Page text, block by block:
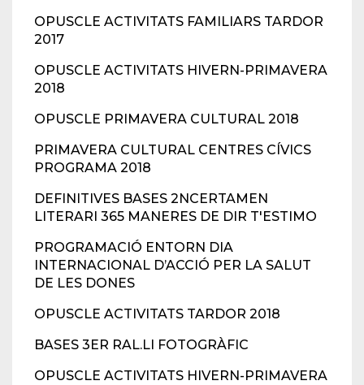
OPUSCLE ACTIVITATS FAMILIARS TARDOR
2017
OPUSCLE ACTIVITATS HIVERN-PRIMAVERA
2018
OPUSCLE PRIMAVERA CULTURAL 2018
PRIMAVERA CULTURAL CENTRES CÍVICS
PROGRAMA 2018
DEFINITIVES BASES 2NCERTAMEN
LITERARI 365 MANERES DE DIR T'ESTIMO
PROGRAMACIÓ ENTORN DIA
INTERNACIONAL D’ACCIÓ PER LA SALUT
DE LES DONES
OPUSCLE ACTIVITATS TARDOR 2018
BASES 3ER RAL.LI FOTOGRÀFIC
OPUSCLE ACTIVITATS HIVERN-PRIMAVERA